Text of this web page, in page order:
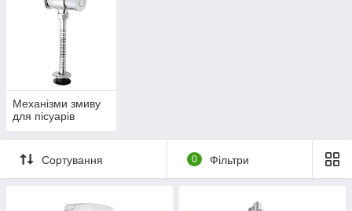
Механізми змиву
для пісуарів
Сортування 0 Фільтри